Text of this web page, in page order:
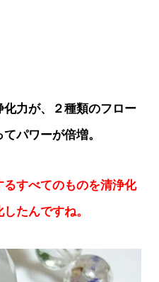
力が、２種類のフロー
パワーが倍増。
すべてのものを清浄化
たんですね。